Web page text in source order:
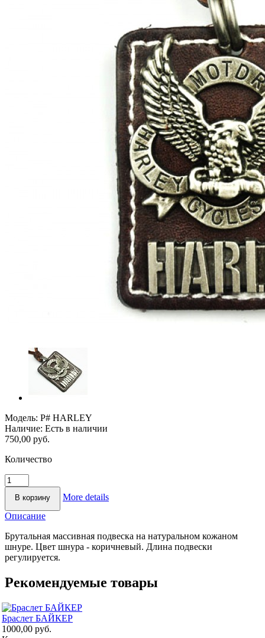
Модель: P# HARLEY
Наличие: Есть в наличии
750,00 руб.
Количество
More details
Описание
Брутальная массивная подвеска на натуральном кожаном
шнуре. Цвет шнура - коричневый. Длина подвески
регулируется.
Рекомендуемые товары
Браслет БАЙКЕР
1000,00 руб.